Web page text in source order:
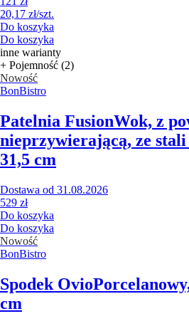
20,17 zł/szt.
Do koszyka
Do koszyka
inne warianty
+ Pojemność (2)
Nowość
BonBistro
Patelnia FusionWok, z
nieprzywierającą, ze
31,5 cm
Dostawa od 31.08.2026
529 zł
Do koszyka
Do koszyka
Nowość
BonBistro
Spodek Ovio
cm